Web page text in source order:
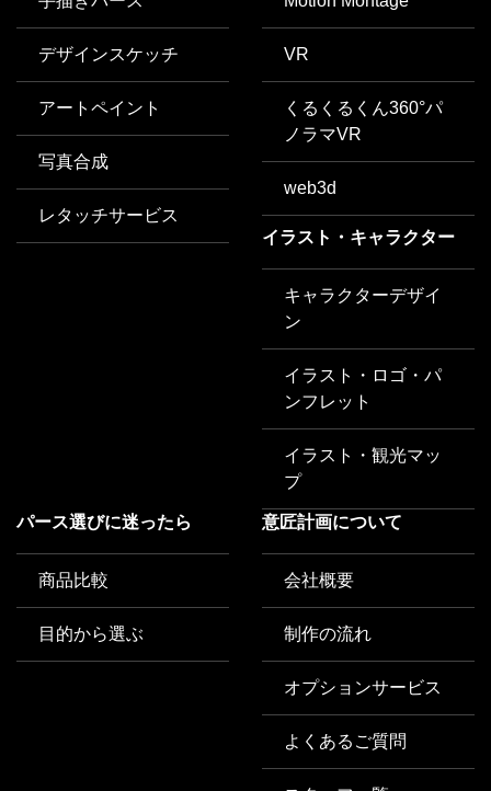
デザインスケッチ
アートペイント
写真合成
レタッチサービス
VR
くるくるくん360°パ
ノラマVR
web3d
イラスト・キャラクター
キャラクターデザイ
ン
イラスト・ロゴ・パ
ンフレット
イラスト・観光マッ
プ
パース選びに迷ったら
商品比較
目的から選ぶ
意匠計画について
会社概要
制作の流れ
オプションサービス
よくあるご質問